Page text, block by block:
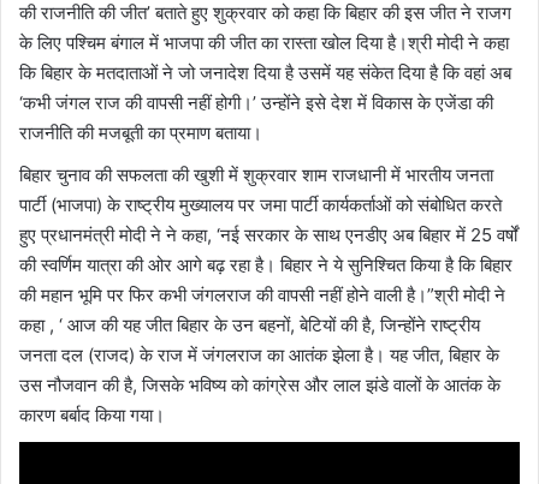
की राजनीति की जीत’ बताते हुए शुक्रवार को कहा कि बिहार की इस जीत ने राजग
के लिए पश्चिम बंगाल में भाजपा की जीत का रास्ता खोल दिया है।श्री मोदी ने कहा
कि बिहार के मतदाताओं ने जो जनादेश दिया है उसमें यह संकेत दिया है कि वहां अब
‘कभी जंगल राज की वापसी नहीं होगी।’ उन्होंने इसे देश में विकास के एजेंडा की
राजनीति की मजबूती का प्रमाण बताया।
बिहार चुनाव की सफलता की खुशी में शुक्रवार शाम राजधानी में भारतीय जनता
पार्टी (भाजपा) के राष्ट्रीय मुख्यालय पर जमा पार्टी कार्यकर्ताओं को संबोधित करते
हुए प्रधानमंत्री मोदी ने ने कहा, ‘नई सरकार के साथ एनडीए अब बिहार में 25 वर्षों
की स्वर्णिम यात्रा की ओर आगे बढ़ रहा है। बिहार ने ये सुनिश्चित किया है कि बिहार
की महान भूमि पर फिर कभी जंगलराज की वापसी नहीं होने वाली है।”श्री मोदी ने
कहा , ‘ आज की यह जीत बिहार के उन बहनों, बेटियों की है, जिन्होंने राष्ट्रीय
जनता दल (राजद) के राज में जंगलराज का आतंक झेला है। यह जीत, बिहार के
उस नौजवान की है, जिसके भविष्य को कांग्रेस और लाल झंडे वालों के आतंक के
कारण बर्बाद किया गया।